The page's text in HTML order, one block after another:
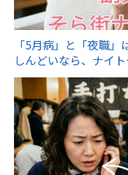
「5月病」と「夜職
しんどいなら、ナイ